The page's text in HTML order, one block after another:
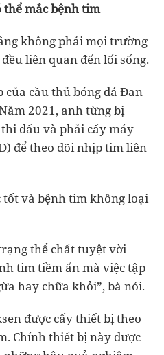
mắc bệnh tim
không phải mọi trường
liên quan đến lối sống.
của cầu thủ bóng đá Đan
2021, anh từng bị
đấu và phải cấy máy
để theo dõi nhịp tim liên
tốt và bệnh tim không loại
thể chất tuyệt vời
tim tiềm ẩn mà việc tập
hay chữa khỏi”, bà nói.
được cấy thiết bị theo
Chính thiết bị này được